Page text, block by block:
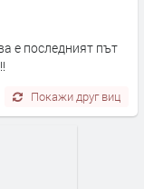
е последният път
Покажи друг виц